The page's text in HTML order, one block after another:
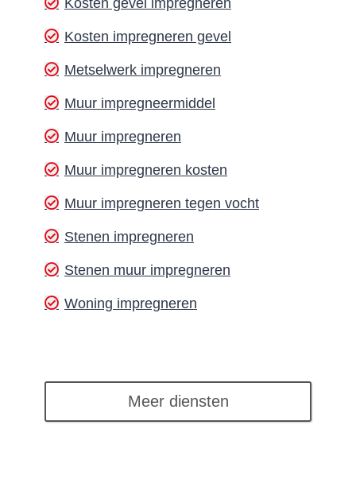
Kosten gevel impregneren
Kosten impregneren gevel
Metselwerk impregneren
Muur impregneermiddel
Muur impregneren
Muur impregneren kosten
Muur impregneren tegen vocht
Stenen impregneren
Stenen muur impregneren
Woning impregneren
Meer diensten